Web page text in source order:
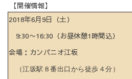
【開催情報】
2018年6月9日（土）
9:30〜16:30（お昼休憩1時間込）
会場：カンパニオ江坂
（江坂駅 ８ 番出口から徒歩 ４ 分）